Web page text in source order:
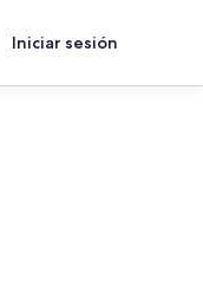
Iniciar sesión